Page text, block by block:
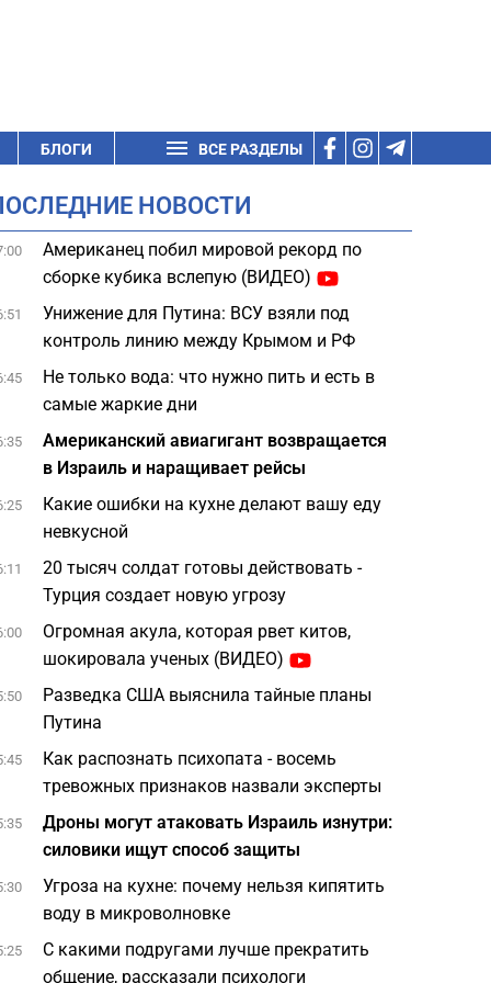
БЛОГИ ВСЕ РАЗДЕЛЫ
НОВОСТИ
Американец побил мировой рекорд по
сборке кубика вслепую (ВИДЕО)
Унижение для Путина: ВСУ взяли под
контроль линию между Крымом и РФ
Не только вода: что нужно пить и есть в
самые жаркие дни
Американский авиагигант возвращается
в Израиль и наращивает рейсы
Какие ошибки на кухне делают вашу еду
невкусной
20 тысяч солдат готовы действовать -
Турция создает новую угрозу
Огромная акула, которая рвет китов,
шокировала ученых (ВИДЕО)
Разведка США выяснила тайные планы
Путина
Как распознать психопата - восемь
тревожных признаков назвали эксперты
Дроны могут атаковать Израиль изнутри:
силовики ищут способ защиты
Угроза на кухне: почему нельзя кипятить
воду в микроволновке
С какими подругами лучше прекратить
общение, рассказали психологи